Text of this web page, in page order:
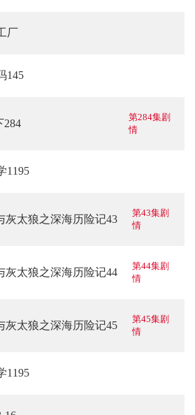
厂
145
284
第284集剧
情
1195
灰太狼之深海历险记43
第43集剧
情
灰太狼之深海历险记44
第44集剧
情
灰太狼之深海历险记45
第45集剧
情
1195